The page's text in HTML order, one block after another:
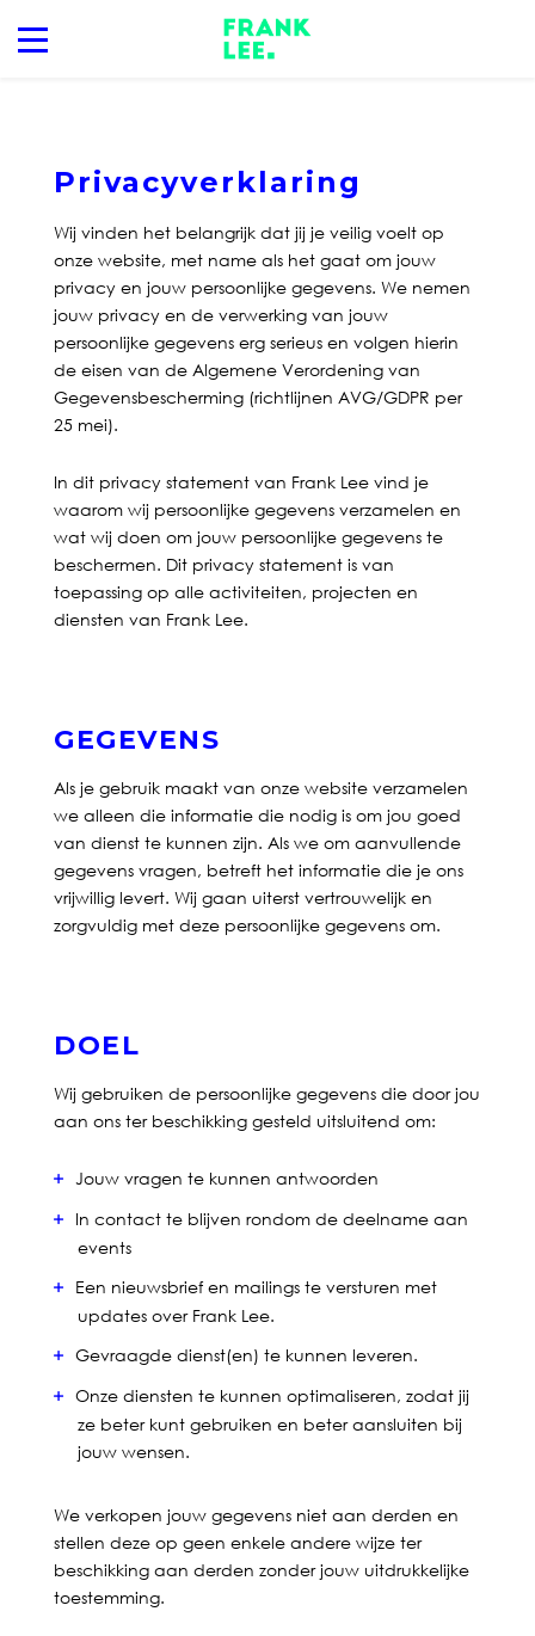
Privacyverklaring
Wij vinden het belangrijk dat jij je veilig voelt op
onze website, met name als het gaat om jouw
privacy en jouw persoonlijke gegevens. We nemen
jouw privacy en de verwerking van jouw
persoonlijke gegevens erg serieus en volgen hierin
de eisen van de Algemene Verordening van
Gegevensbescherming (richtlijnen AVG/GDPR per
25 mei).
In dit privacy statement van Frank Lee vind je
waarom wij persoonlijke gegevens verzamelen en
wat wij doen om jouw persoonlijke gegevens te
beschermen. Dit privacy statement is van
toepassing op alle activiteiten, projecten en
diensten van Frank Lee.
GEGEVENS
Als je gebruik maakt van onze website verzamelen
we alleen die informatie die nodig is om jou goed
van dienst te kunnen zijn. Als we om aanvullende
gegevens vragen, betreft het informatie die je ons
vrijwillig levert. Wij gaan uiterst vertrouwelijk en
zorgvuldig met deze persoonlijke gegevens om.
DOEL
Wij gebruiken de persoonlijke gegevens die door jou
aan ons ter beschikking gesteld uitsluitend om:
Jouw vragen te kunnen antwoorden
In contact te blijven rondom de deelname aan
events
Een nieuwsbrief en mailings te versturen met
updates over Frank Lee.
Gevraagde dienst(en) te kunnen leveren.
Onze diensten te kunnen optimaliseren, zodat jij
ze beter kunt gebruiken en beter aansluiten bij
jouw wensen.
We verkopen jouw gegevens niet aan derden en
stellen deze op geen enkele andere wijze ter
beschikking aan derden zonder jouw uitdrukkelijke
toestemming.